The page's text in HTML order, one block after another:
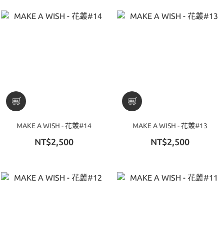
MAKE A WISH - 花叢#14
NT$2,500
MAKE A WISH - 花叢#13
NT$2,500